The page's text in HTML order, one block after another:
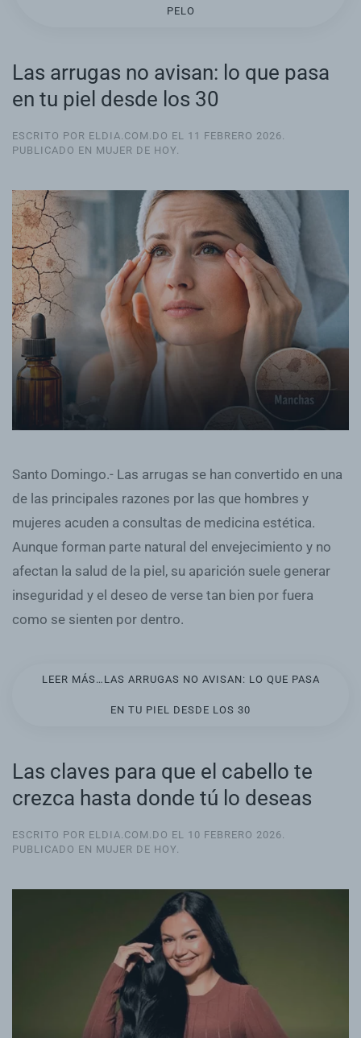
PELO
Las arrugas no avisan: lo que pasa
en tu piel desde los 30
ESCRITO POR ELDIA.COM.DO EL 11 FEBRERO 2026
PUBLICADO EN MUJER DE HOY
Santo Domingo.- Las arrugas se han convertido en una
de las principales razones por las que hombres y
mujeres acuden a consultas de medicina estética.
Aunque forman parte natural del envejecimiento y no
afectan la salud de la piel, su aparición suele generar
inseguridad y el deseo de verse tan bien por fuera
como se sienten por dentro.
LEER MÁS…LAS ARRUGAS NO AVISAN: LO QUE PASA
EN TU PIEL DESDE LOS 30
Las claves para que el cabello te
crezca hasta donde tú lo deseas
ESCRITO POR ELDIA.COM.DO EL 10 FEBRERO 2026.
PUBLICADO EN MUJER DE HOY.